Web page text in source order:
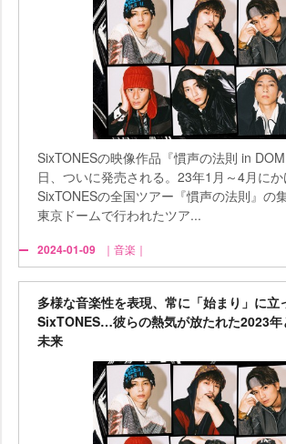
SixTONESの映像作品『慣声の法則 in
日、ついに発売される。23年1月～4月に
SixTONESの全国ツアー『慣声の法則』の
東京ドームで行われたツア...
2024-01-09 ｜音楽｜
多様な音楽性を表現、常に「始まり」に立
SixTONES…彼らの熱気が放たれた2023年
未来